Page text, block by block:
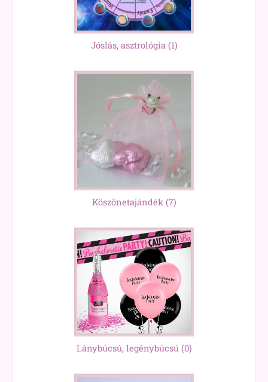
Jóslás, asztrológia(1)
Köszönetajándék(7)
Lánybúcsú, legénybúcsú(0)